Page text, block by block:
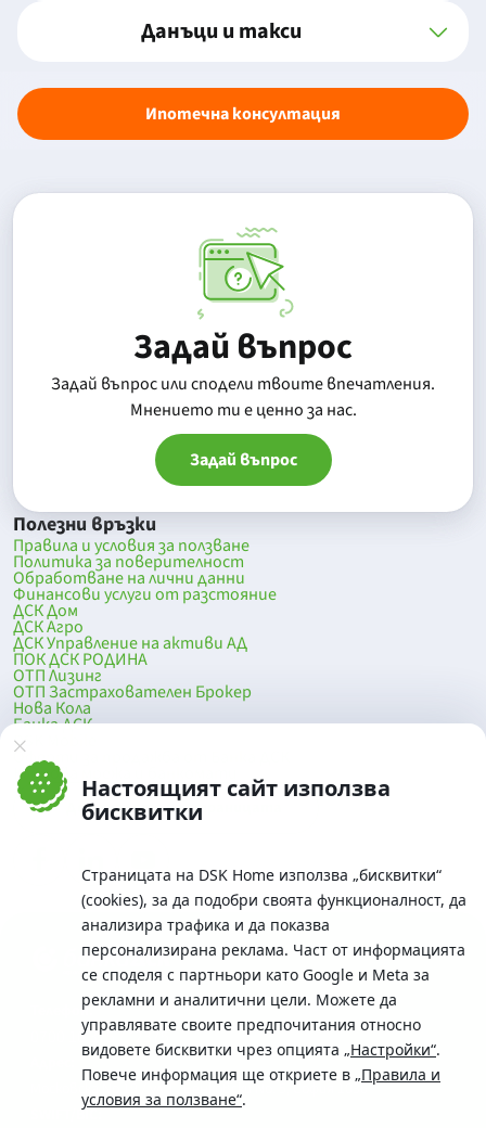
Настоящият сайт използва
бисквитки
Страницата на DSK Home използва „бисквитки“
(cookies), за да подобри своята функционалност, да
анализира трафика и да показва
персонализирана реклама. Част от информацията
се споделя с партньори като Google и Meta за
рекламни и аналитични цели. Можете да
управлявате своите предпочитания относно
видовете бисквитки чрез опцията „Настройки“.
Повече информация ще откриете в „Правила и
условия за ползване“.
Данъци и такси
Ипотечна консултация
Задай въпрос
Задай въпрос или сподели твоите впечатления.
Mнението ти е ценно за нас.
Задай въпрос
Полезни връзки
Правила и условия за ползване
Политика за поверителност
Обработване на лични данни
Финансови услуги от разстояние
ДСК Дом
ДСК Агро
ДСК Управление на активи АД
ПОК ДСК РОДИНА
ОТП Лизинг
ОТП Застрахователен Брокер
Нова Кола
Банка ДСК
DSK Mobile
Оферти за продажба от Банка ДСК
Клонова мрежа и банкомати
До началото на страницата
Телефон:
0700 10 375 / *2375
Московска No.19 / ул. Г. Бенковски No. 5, София 1036
SWIFT/BIC: